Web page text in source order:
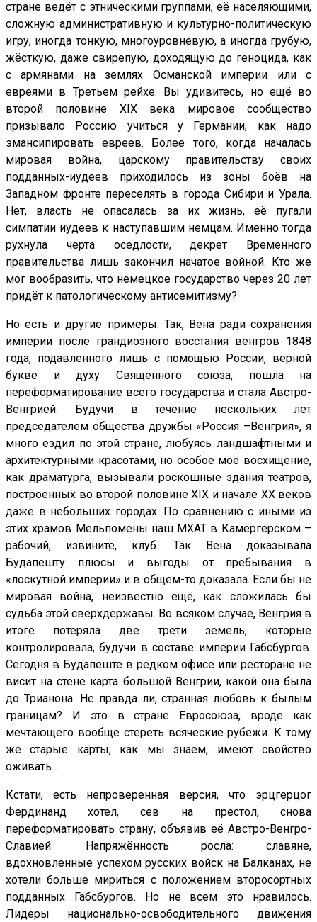
стране ведёт с этническими группами, её населяющими,
сложную административную и культурно-политическую
игру, иногда тонкую, многоуровневую, а иногда грубую,
жёсткую, даже свирепую, доходящую до геноцида, как
с армянами на землях Османской империи или с
евреями в Третьем рейхе. Вы удивитесь, но ещё во
второй половине XIX века мировое сообщество
призывало Россию учиться у Германии, как надо
эмансипировать евреев. Более того, когда началась
мировая война, царскому правительству своих
подданных-иудеев приходилось из зоны боёв на
Западном фронте переселять в города Сибири и Урала.
Нет, власть не опасалась за их жизнь, её пугали
симпатии иудеев к наступавшим немцам. Именно тогда
рухнула черта оседлости, декрет Временного
правительства лишь закончил начатое войной. Кто же
мог вообразить, что немецкое государство через 20 лет
придёт к патологическому антисемитизму?
Но есть и другие примеры. Так, Вена ради сохранения
империи после грандиозного восстания венгров 1848
года, подавленного лишь с помощью России, верной
букве и духу Священного союза, пошла на
переформатирование всего государства и стала Австро-
Венгрией. Будучи в течение нескольких лет
председателем общества дружбы «Россия –Венгрия», я
много ездил по этой стране, любуясь ландшафтными и
архитектурными красотами, но особое моё восхищение,
как драматурга, вызывали роскошные здания театров,
построенных во второй половине XIX и начале XX веков
даже в небольших городах. По сравнению с иными из
этих храмов Мельпомены наш МХАТ в Камергерском –
рабочий, извините, клуб. Так Вена доказывала
Будапешту плюсы и выгоды от пребывания в
«лоскутной империи» и в общем-то доказала. Если бы не
мировая война, неизвестно ещё, как сложилась бы
судьба этой сверхдержавы. Во всяком случае, Венгрия в
итоге потеряла две трети земель, которые
контролировала, будучи в составе империи Габсбургов.
Сегодня в Будапеште в редком офисе или ресторане не
висит на стене карта большой Венгрии, какой она была
до Трианона. Не правда ли, странная любовь к былым
границам? И это в стране Евросоюза, вроде как
мечтающего вообще стереть всяческие рубежи. К тому
же старые карты, как мы знаем, имеют свойство
оживать…
Кстати, есть непроверенная версия, что эрцгерцог
Фердинанд хотел, сев на престол, снова
переформатировать страну, объявив её Австро-Венгро-
Славией. Напряжённость росла: славяне,
вдохновленные успехом русских войск на Балканах, не
хотели больше мириться с положением второсортных
подданных Габсбургов. Но не всем это нравилось.
Лидеры национально-освободительного движения